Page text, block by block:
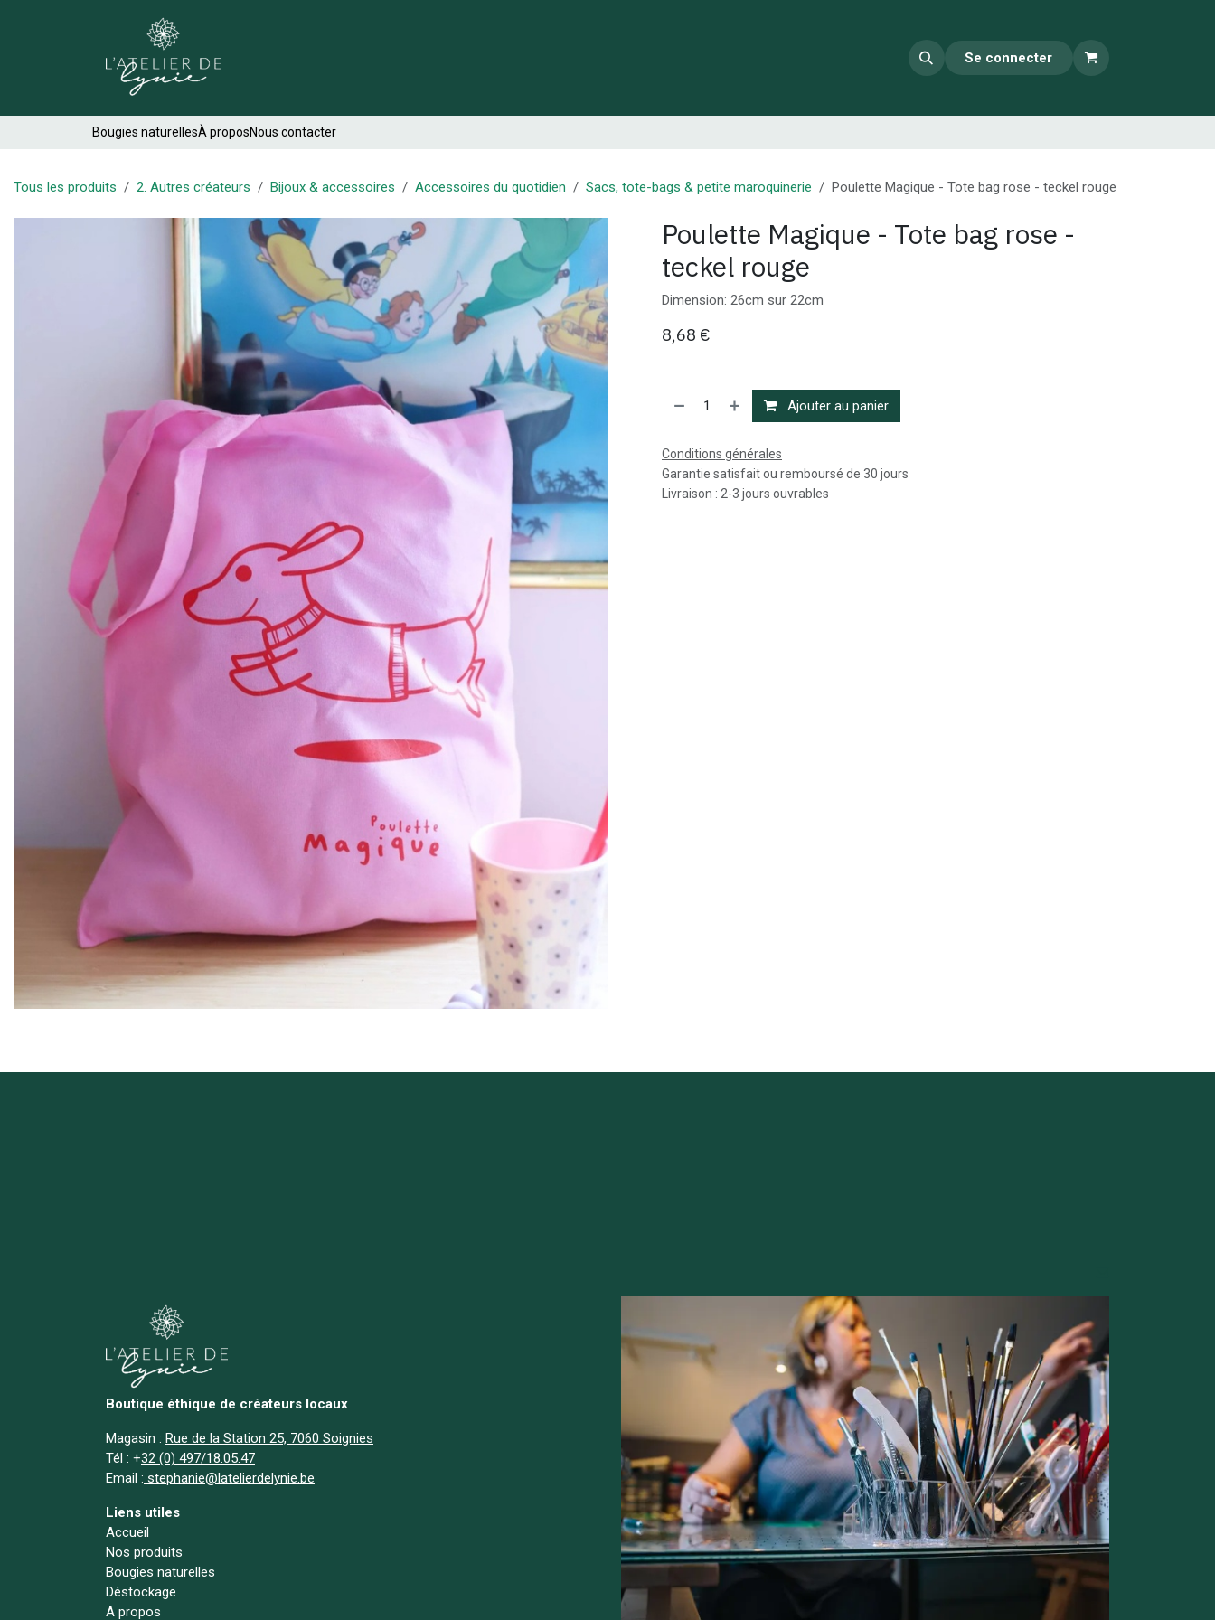
Se connecter
Bougies naturellesÀ proposNous contacter
Tous les produits 2. Autres créateurs Bijoux & accessoires Accessoires du quotidien Sacs, tote-bags & petite maroquinerie Poulette Magique - Tote bag rose - teckel rouge
Poulette Magique - Tote bag rose -
teckel rouge
Dimension: 26cm sur 22cm
8,68 €
Ajouter au panier
Conditions générales
Garantie satisfait ou remboursé de 30 jours
Livraison : 2-3 jours ouvrables
Boutique éthique de créateurs locaux
Magasin : Rue de la Station 25, 7060 Soignies
Tél : +32 (0) 497/18.05.47
Email : stephanie@latelierdelynie.be
Liens utiles
Accueil
Nos produits
Bougies naturelles
Déstockage
A propos